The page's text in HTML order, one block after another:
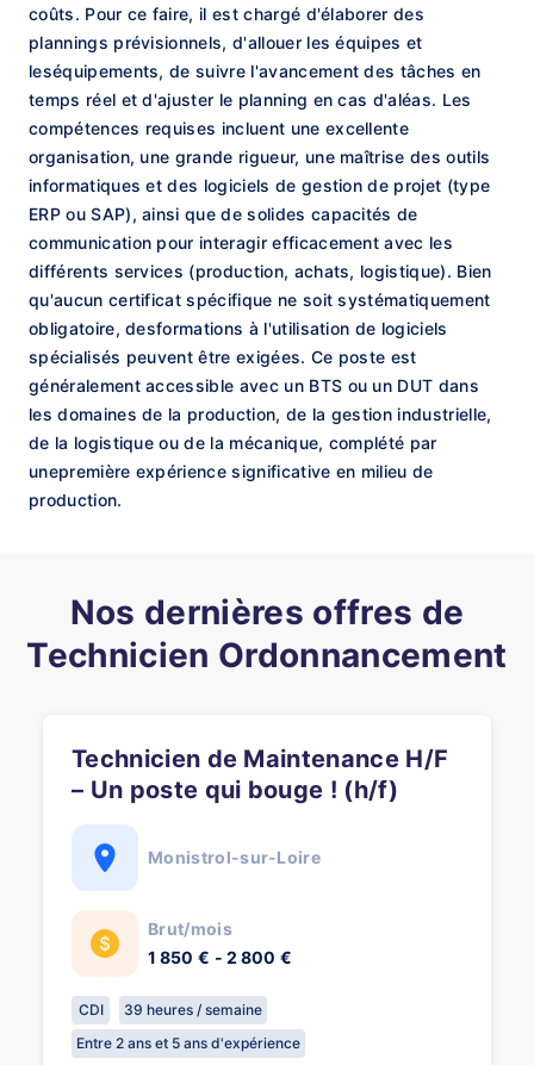
coûts. Pour ce faire, il est chargé d'élaborer des
plannings prévisionnels, d'allouer les équipes et
leséquipements, de suivre l'avancement des tâches en
temps réel et d'ajuster le planning en cas d'aléas. Les
compétences requises incluent une excellente
organisation, une grande rigueur, une maîtrise des outils
informatiques et des logiciels de gestion de projet (type
ERP ou SAP), ainsi que de solides capacités de
communication pour interagir efficacement avec les
différents services (production, achats, logistique). Bien
qu'aucun certificat spécifique ne soit systématiquement
obligatoire, desformations à l'utilisation de logiciels
spécialisés peuvent être exigées. Ce poste est
généralement accessible avec un BTS ou un DUT dans
les domaines de la production, de la gestion industrielle,
de la logistique ou de la mécanique, complété par
unepremière expérience significative en milieu de
production.
Nos dernières offres de
Technicien Ordonnancement
Technicien de Maintenance H/F
– Un poste qui bouge ! (h/f)
Monistrol-sur-Loire
Brut/mois
1 850 € - 2 800 €
CDI
39 heures / semaine
Entre 2 ans et 5 ans d'expérience